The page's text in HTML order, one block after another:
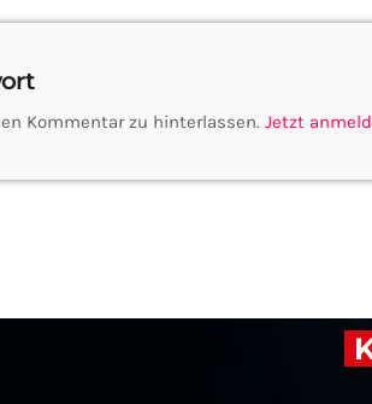
Kommentar zu hinterlassen. Jetzt